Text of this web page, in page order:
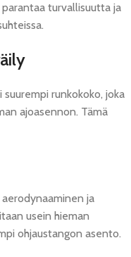
turvallisuutta ja
runkokoko, joka
ajoasennon. Tämä
ja
usein hieman
ohjaustangon asento.